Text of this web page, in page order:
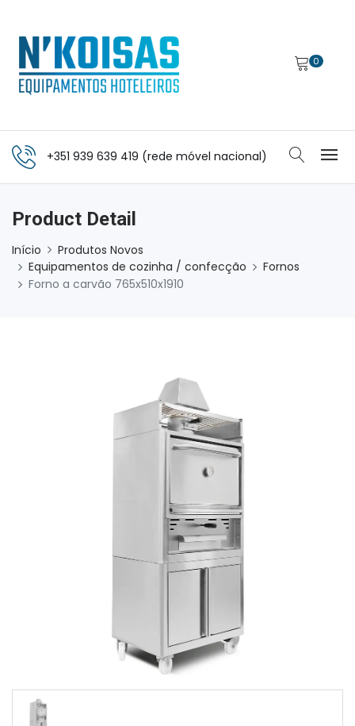
0
+351 939 639 419 (rede móvel nacional)
Product Detail
Início
Produtos Novos
Equipamentos de cozinha / confecção
Fornos
Forno a carvão 765x510x1910